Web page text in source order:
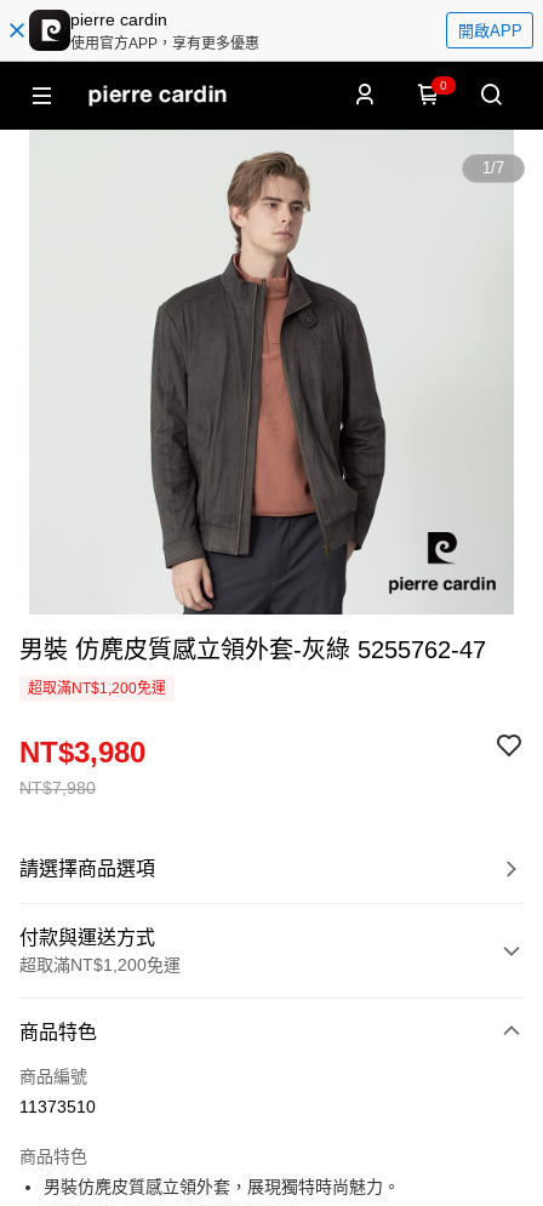
pierre cardin
使用官方APP，享有更多優惠
開啟APP
0
1/7
男裝 仿麂皮質感立領外套-灰綠 5255762-47
超取滿NT$1,200免運
NT$7,980
NT$3,980
請選擇商品選項
付款與運送方式
超取滿NT$1,200免運
信用卡一次付款
超商取貨付款
Apple Pay
商品特色
商品編號
11373510
商品特色
男裝仿麂皮質感立領外套，展現獨特時尚魅力。